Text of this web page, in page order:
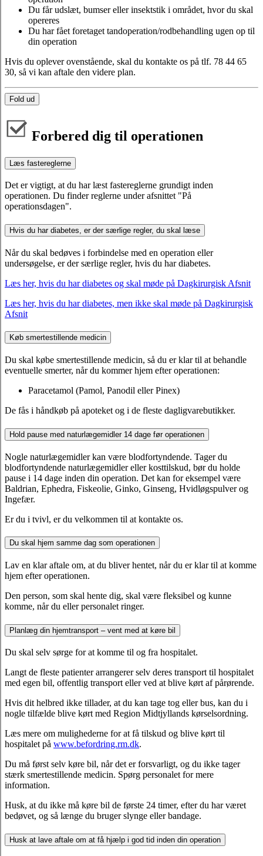
Du får udslæt, bumser eller insektstik i området, hvor du skal
opereres
Du har fået foretaget tandoperation/rodbehandling ugen op til
din operation
Hvis du oplever ovenstående, skal du kontakte os på tlf. 78 44 65
30, så vi kan aftale den videre plan.
Fold ud
Forbered dig til operationen
Læs fastereglerne
Det er vigtigt, at du har læst fastereglerne grundigt inden
operationen. Du finder reglerne under afsnittet "På
operationsdagen".
Hvis du har diabetes, er der særlige regler, du skal læse
Når du skal bedøves i forbindelse med en operation eller
undersøgelse, er der særlige regler, hvis du har diabetes.
Læs her, hvis du har diabetes og skal møde på Dagkirurgisk Afsnit
Læs her, hvis du har diabetes, men ikke skal møde på Dagkirurgisk
Afsnit
Køb smertestillende medicin
Du skal købe smertestillende medicin, så du er klar til at behandle
eventuelle smerter, når du kommer hjem efter operationen:
Paracetamol (Pamol, Panodil eller Pinex)
De fås i håndkøb på apoteket og i de fleste dagligvarebutikker.
Hold pause med naturlægemidler 14 dage før operationen
Nogle naturlægemidler kan være blodfortyndende. Tager du
blodfortyndende naturlægemidler eller kosttilskud, bør du holde
pause i 14 dage inden din operation. Det kan for eksempel være
Baldrian, Ephedra, Fiskeolie, Ginko, Ginseng, Hvidløgspulver og
Ingefær.
Er du i tvivl, er du velkommen til at kontakte os.
Du skal hjem samme dag som operationen
Lav en klar aftale om, at du bliver hentet, når du er klar til at komme
hjem efter operationen.
Den person, som skal hente dig, skal være fleksibel og kunne
komme, når du eller personalet ringer.
Planlæg din hjemtransport – vent med at køre bil
Du skal selv sørge for at komme til og fra hospitalet.
Langt de fleste patienter arrangerer selv deres transport til hospitalet
med egen bil, offentlig transport eller ved at blive kørt af pårørende.
Hvis dit helbred ikke tillader, at du kan tage tog eller bus, kan du i
nogle tilfælde blive kørt med Region Midtjyllands kørselsordning.
Læs mere om mulighederne for at få tilskud og blive kørt til
hospitalet på www.befordring.rm.dk.
Du må først selv køre bil, når det er forsvarligt, og du ikke tager
stærk smertestillende medicin. Spørg personalet for mere
information.
Husk, at du ikke må køre bil de første 24 timer, efter du har været
bedøvet, og så længe du bruger slynge eller bandage.
Husk at lave aftale om at få hjælp i god tid inden din operation